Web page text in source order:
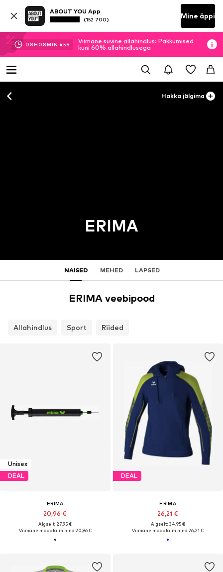
ABOUT YOU App
(152 700) Mine äppi
08H 08MIN 43S
Viimane suvine allahindlus: Pakkumised
kuni 60% allahindlusega
Hakka jälgima
ERIMA
NAISED MEHED LAPSED
ERIMA veebipood
Allahindlus Sport Riided
Unisex
DEAL
ERIMA
20,96 €
Algselt: 27,95 €
Viimane madalaim hind:20,96 €
DEAL
ERIMA
26,21 €
Algselt: 34,95 €
Viimane madalaim hind:26,21 €